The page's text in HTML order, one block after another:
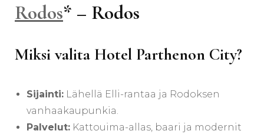
Rodos* – Rodos
Miksi valita Hotel Parthenon City?
Sijainti: Lähellä Elli-rantaa ja Rodoksen
vanhaakaupunkia.
Palvelut: Kattouima-allas, baari ja modernit